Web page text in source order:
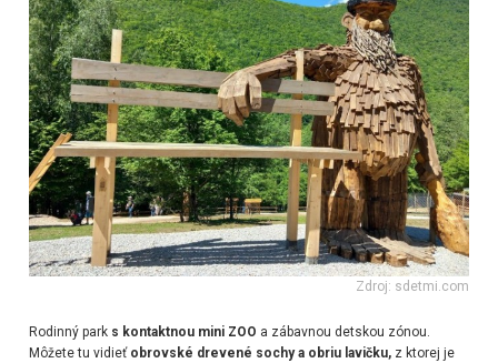
Zdroj: sdetmi.com
Rodinný parks kontaktnou mini ZOO a zábavnou detskou zónou.
Môžete tu vidieť obrovské drevené sochy a obriu lavičku,z ktorej je